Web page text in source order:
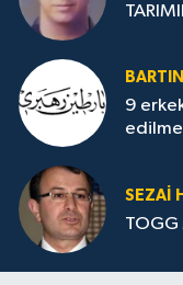
9
SEZAI
TOGG